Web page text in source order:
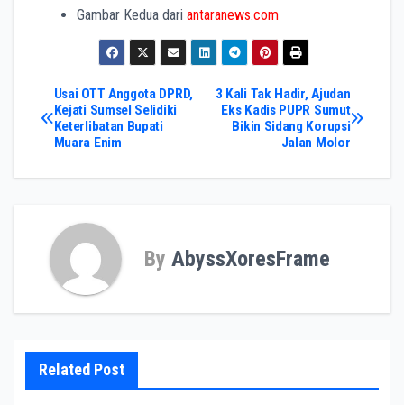
Gambar Kedua dari antaranews.com
Post
navigation
3 Kali Tak Hadir, Ajudan
Eks Kadis PUPR Sumut
Bikin Sidang Korupsi
Jalan Molor
Usai OTT Anggota DPRD,
Kejati Sumsel Selidiki
Keterlibatan Bupati
Muara Enim
By AbyssXoresFrame
Related Post